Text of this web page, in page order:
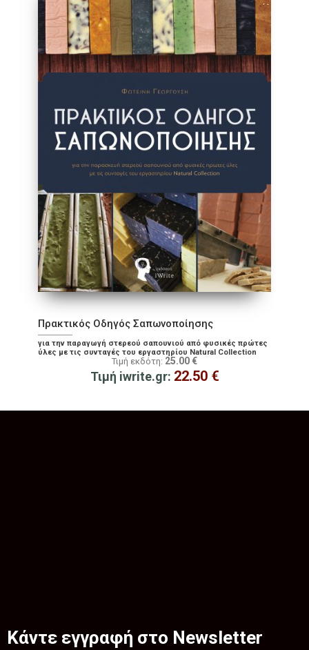
Πρακτικός Οδηγός Σαπωνοποίησης
για την παραγωγή στερεού σαπουνιού από φυσικές πρώτες
ύλες με τις συνταγές του εργαστηρίου Natural Collection
Τιμή εκδότη: 25.00 €
Τιμή iwrite.gr: 22.50 €
Κάντε εγγραφή στο Newsletter